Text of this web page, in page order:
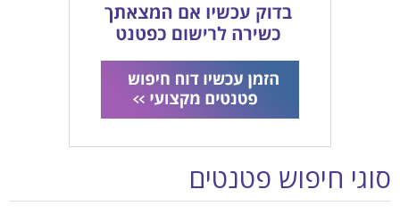
סוגי חיפוש פטנטים